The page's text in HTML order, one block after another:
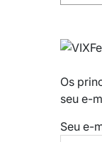
Os
seu e-
Seu e-